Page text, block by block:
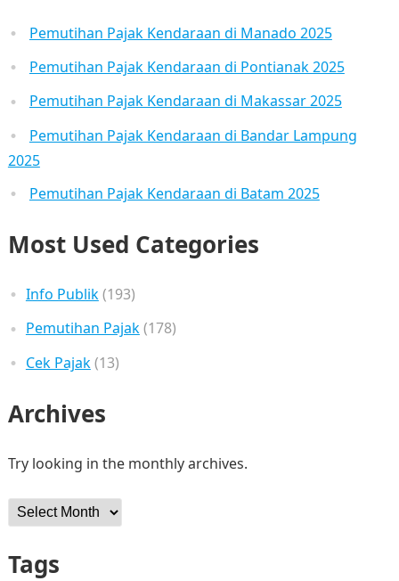
Pemutihan Pajak Kendaraan di Manado 2025
Pemutihan Pajak Kendaraan di Pontianak 2025
Pemutihan Pajak Kendaraan di Makassar 2025
Pemutihan Pajak Kendaraan di Bandar Lampung
2025
Pemutihan Pajak Kendaraan di Batam 2025
Most Used Categories
Info Publik(193)
Pemutihan Pajak(178)
Cek Pajak(13)
Archives
Try looking in the monthly archives.
Archives
Tags